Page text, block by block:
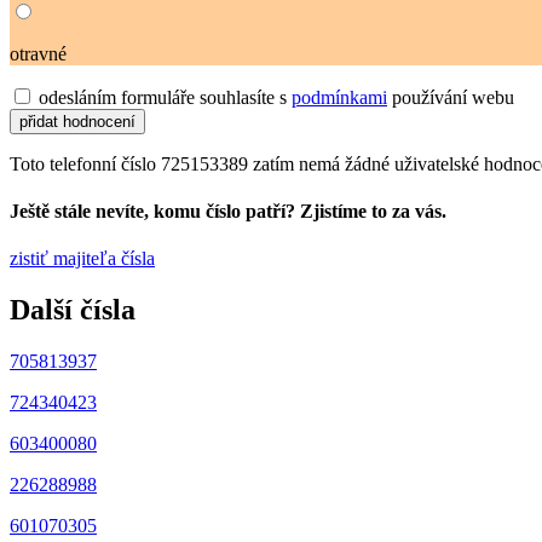
otravné
odesláním formuláře souhlasíte s podmínkami používání webu
Toto telefonní číslo 725153389 zatím nemá žádné uživatelské
Ještě stále nevíte, komu číslo patří? Zjistíme to za vás.
zistiť majiteľa čísla
Další čísla
705813937
724340423
603400080
226288988
601070305